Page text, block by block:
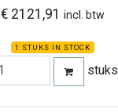
€ 2121,91 incl. btw
1 STUKS IN STOCK
stuks